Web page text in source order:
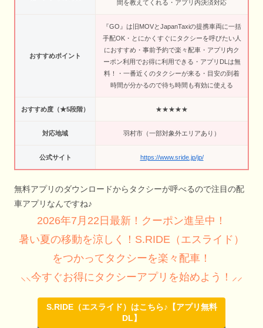
間を教えてくれる・アプリ内決済対応
おすすめポイント
『GO』は旧MOVとJapanTaxiの提携車両に一括
手配OK・とにかくすぐにタクシーを呼びたい人
におすすめ・事前予約で楽々配車・アプリ内ク
ーポン利用でお得に利用できる・アプリDLは無
料！・一番近くのタクシーが来る・目安の到着
時間が分かるので待ち時間も有効に使える
おすすめ度（★5段階） ★★★★★
対応地域 羽村市（一部対象外エリアあり）
公式サイト https://www.sride.jp/jp/
無料アプリのダウンロードからタクシーが呼べるので注目の配
車アプリなんですね♪
2026年7月22日最新！クーポン進呈中！
暑い夏の移動を涼しく！S.RIDE（エスライド）
をつかってタクシーを楽々配車！
⸜⸜今すぐお得にタクシーアプリを始めよう！⸝⸝
S.RIDE（エスライド）はこちら♪【アプリ無料
DL】